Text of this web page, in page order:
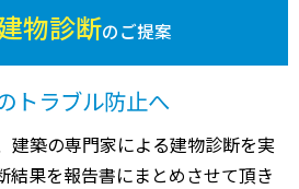
物診断のご提案
トラブル防止へ
建築の専門家による建物診断を実
結果を報告書にまとめさせて頂き